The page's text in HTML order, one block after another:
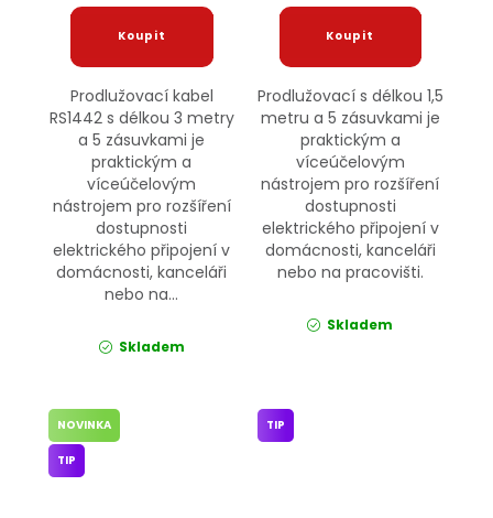
Prodlužovací kabel
RS1442 s délkou 3 metry
a 5 zásuvkami je
praktickým a
víceúčelovým
nástrojem pro rozšíření
dostupnosti
elektrického připojení v
domácnosti, kanceláři
nebo na...
Skladem
Prodlužovací s délkou 1,5
metru a 5 zásuvkami je
praktickým a
víceúčelovým
nástrojem pro rozšíření
dostupnosti
elektrického připojení v
domácnosti, kanceláři
nebo na pracovišti.
Skladem
NOVINKA
TIP
TIP